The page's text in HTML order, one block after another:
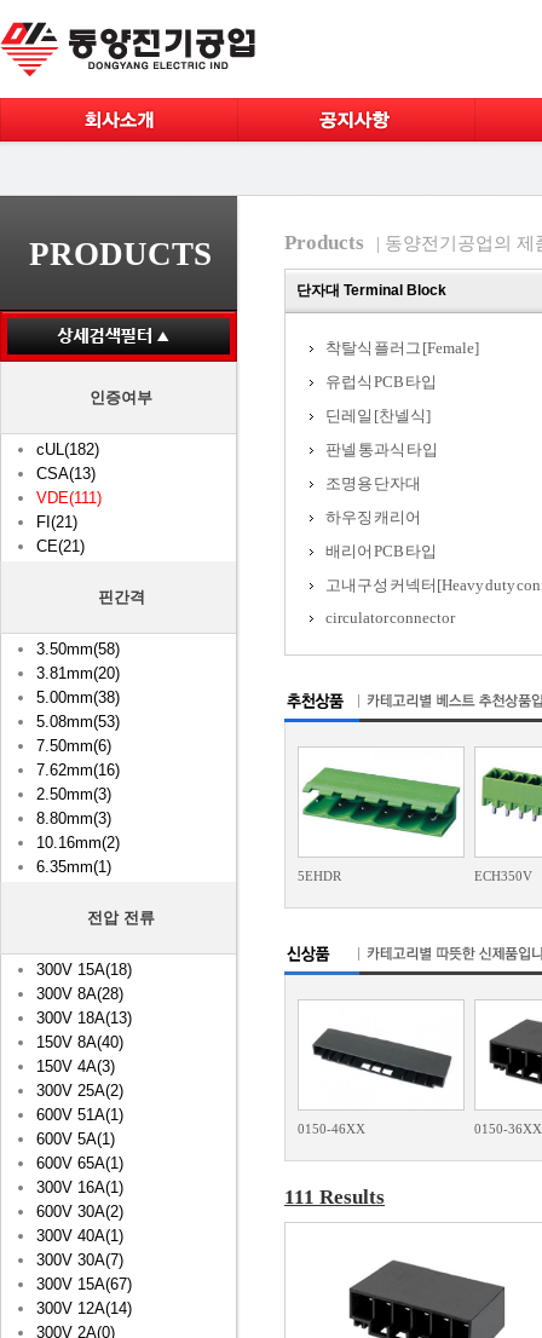
PRODUCTS
인증여부
cUL(182)
CSA(13)
VDE(111)
FI(21)
CE(21)
핀간격
3.50mm(58)
3.81mm(20)
5.00mm(38)
5.08mm(53)
7.50mm(6)
7.62mm(16)
2.50mm(3)
8.80mm(3)
10.16mm(2)
6.35mm(1)
전압 전류
300V 15A(18)
300V 8A(28)
300V 18A(13)
150V 8A(40)
150V 4A(3)
300V 25A(2)
600V 51A(1)
600V 5A(1)
600V 65A(1)
300V 16A(1)
600V 30A(2)
300V 40A(1)
300V 30A(7)
300V 15A(67)
300V 12A(14)
300V 2A(0)
Products | 동양전기공업의 제
단자대 Terminal Block
착탈식 플러그 [Female]
유럽식 PCB 타입
딘레일 [찬넬식]
판넬 통과식 타입
조명용 단자대
하우징 캐리어
배리어 PCB 타입
고내구성 커넥터[Heavy duty
circulator connector
5EHDR ECH350V
0150-46XX 0150-36XX
111 Results